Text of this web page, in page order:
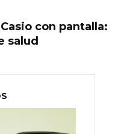
con pantalla:
salud